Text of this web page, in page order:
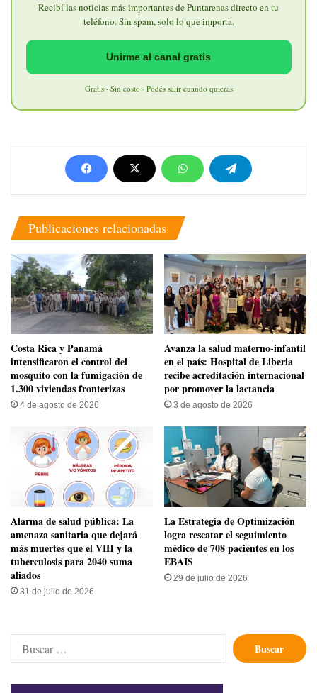
Recibí las noticias más importantes de Puntarenas directo en tu
teléfono. Sin spam, solo lo que importa.
Unirme al canal gratis
Gratis · Sin costo · Podés salir cuando quieras
Publicaciones relacionadas
Costa Rica y Panamá
intensificaron el control del
mosquito con la fumigación de
1.300 viviendas fronterizas
4 de agosto de 2026
Avanza la salud materno-infantil
en el país: Hospital de Liberia
recibe acreditación internacional
por promover la lactancia
3 de agosto de 2026
​Alarma de salud pública: La
amenaza sanitaria que dejará
más muertes que el VIH y la
tuberculosis para 2040 suma
aliados
31 de julio de 2026
La Estrategia de Optimización
logra rescatar el seguimiento
médico de 708 pacientes en los
EBAIS
29 de julio de 2026
Buscar: